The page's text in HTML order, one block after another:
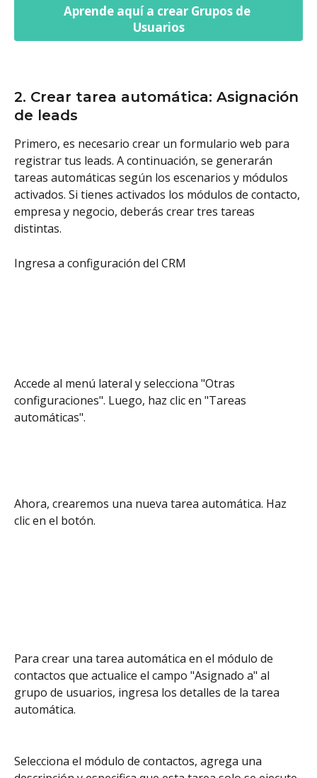
Aprende aquí a crear Grupos de
Usuarios
2. Crear tarea automática: Asignación
de leads
Primero, es necesario crear un formulario web para
registrar tus leads. A continuación, se generarán
tareas automáticas según los escenarios y módulos
activados. Si tienes activados los módulos de contacto,
empresa y negocio, deberás crear tres tareas
distintas.
Ingresa a configuración del CRM
Accede al menú lateral y selecciona "Otras
configuraciones". Luego, haz clic en "Tareas
automáticas".
Ahora, crearemos una nueva tarea automática. Haz
clic en el botón.
Para crear una tarea automática en el módulo de
contactos que actualice el campo "Asignado a" al
grupo de usuarios, ingresa los detalles de la tarea
automática.
Selecciona el módulo de contactos, agrega una